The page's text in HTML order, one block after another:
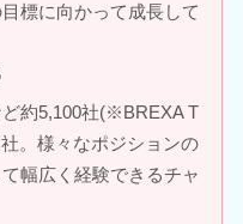
標に向かって成長して
約5,100社(※BREXA T
。様々なポジションの
幅広く経験できるチャ